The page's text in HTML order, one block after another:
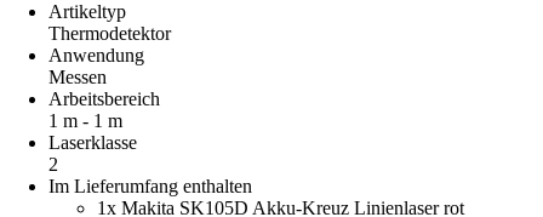
Artikeltyp
Thermodetektor
Anwendung
Messen
Arbeitsbereich
1 m - 1 m
Laserklasse
2
Im Lieferumfang enthalten
1x Makita SK105D Akku-Kreuz Linienlaser rot